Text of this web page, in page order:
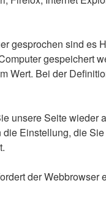
gesprochen sind es
gespeichert
Wert. Bei der
unsere Seite wieder
Einstellung, die
der Webbrowser